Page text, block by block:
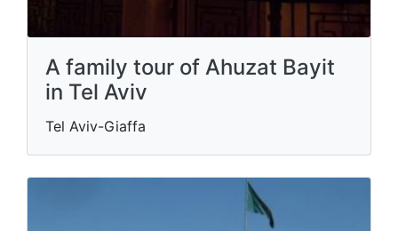
A family tour of Ahuzat Bayit
in Tel Aviv
Tel Aviv-Giaffa